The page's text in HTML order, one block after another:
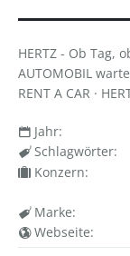
HERTZ - Ob Tag,
AUTOMOBIL
RENT A CAR ·
Jahr:
Schlagwörter:
Konzern:
Marke:
Webseite: